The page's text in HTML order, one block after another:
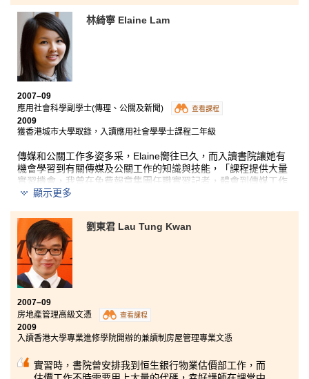
Under the guidance of the professors, not only has our
understanding of Social Sciences, such as Sociology and
Psychology, deepened, our abilities of critical thinking,
analytical skills and presentation techniques have also been
greatly improved.
Besides, all the extra-curricular activities definitely broadened
our horizons. The excursion to Pacific Coffee was a fine
learning experience. We were given the opportunity to chat
with foreigners and the staff there. We felt much more
confident in our spoken English.
At the talk given by the Police, the negotiation specialists
had learnt various useful negotiation and communication skills.
Moreover, I was able to participate in the Beijing Olympics as a
volunteer under the school’s recommendation. It was a once-
in-a-life-time opportunity.”
林綺寧 Elaine Lam
2007–09
應用社會科學副學士(傳理、公關及新聞)
查看課程
2009
獲香港城市大學取錄，入讀應用社會學學士課程二年級
傳媒和公關工作多姿多采，Elaine嚮往已久，而入讀書院讓她有
機會學習到有關傳媒及公關工作的知識與技能，「課程提供大量
實習機會，我曾在免費報章集團任職實習記者，體會到傳媒工作
者的使命感；亦曾獲講師推薦到公關公司實習，協助籌劃大型的
處、電視台和電台，可謂大眼開界。」
顯示更多
劉東君 Lau Tung Kwan
2007–09
房地產管理高級文憑
查看課程
2009
入讀香港大學專業進修學院開辦的兼讀制房屋管理專業文憑
實習時，書院曾安排我到恒生銀行物業估價部工作，而